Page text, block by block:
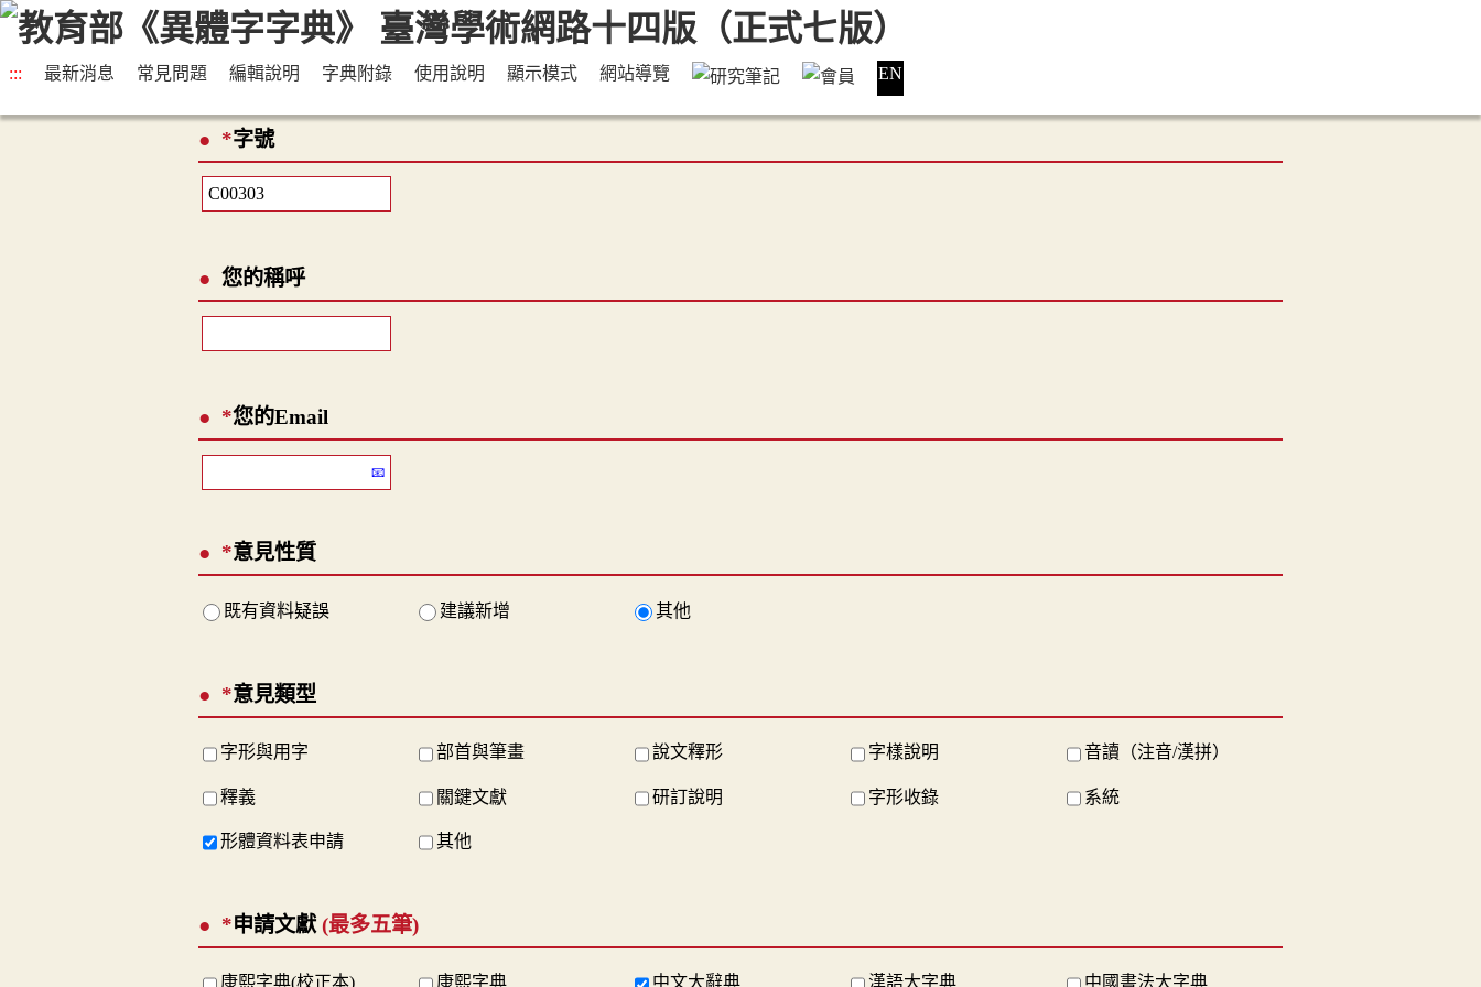
::: 最新消息 常見問題 編輯說明 字典附錄 使用說明 顯示模式 網站導覽 EN
*字號
您的稱呼
*您的Email
*意見性質
既有資料疑誤 建議新增 其他
*意見類型
字形與用字 部首與筆畫 說文釋形 字樣說明 音讀（注音/漢拼）
釋義 關鍵文獻 研訂說明 字形收錄 系統
形體資料表申請 其他
*申請文獻 (最多五筆)
康熙字典(校正本) 康熙字典 中文大辭典 漢語大字典 中國書法大字典